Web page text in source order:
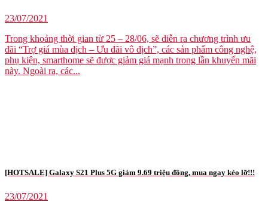
23/07/2021
Trong khoảng thời gian từ 25 – 28/06, sẽ diễn ra chương trình ưu
đãi “Trợ giá mùa dịch – Ưu đãi vô địch”, các sản phẩm công nghệ,
phụ kiện, smarthome sẽ được giảm giá mạnh trong lần khuyến mãi
này. Ngoài ra, các...
[HOTSALE] Galaxy S21 Plus 5G giảm 9.69 triệu đồng, mua ngay kẻo lỡ!!!
23/07/2021